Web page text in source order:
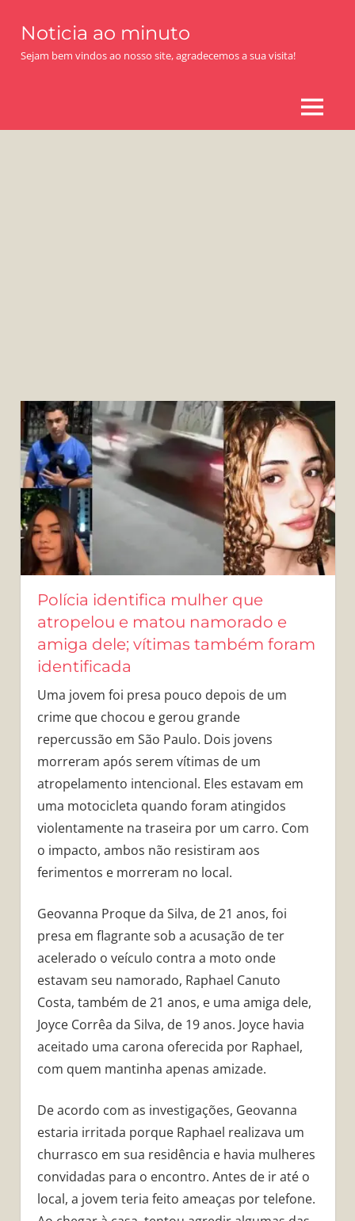
content
Noticia ao minuto
Sejam bem vindos ao nosso site, agradecemos a sua visita!
MENU
Polícia identifica mulher que
atropelou e matou namorado e
amiga dele; vítimas também foram
identificada
Uma jovem foi presa pouco depois de um
crime que chocou e gerou grande
repercussão em São Paulo. Dois jovens
morreram após serem vítimas de um
atropelamento intencional. Eles estavam em
uma motocicleta quando foram atingidos
violentamente na traseira por um carro. Com
o impacto, ambos não resistiram aos
ferimentos e morreram no local.
Geovanna Proque da Silva, de 21 anos, foi
presa em flagrante sob a acusação de ter
acelerado o veículo contra a moto onde
estavam seu namorado, Raphael Canuto
Costa, também de 21 anos, e uma amiga dele,
Joyce Corrêa da Silva, de 19 anos. Joyce havia
aceitado uma carona oferecida por Raphael,
com quem mantinha apenas amizade.
De acordo com as investigações, Geovanna
estaria irritada porque Raphael realizava um
churrasco em sua residência e havia mulheres
convidadas para o encontro. Antes de ir até o
local, a jovem teria feito ameaças por telefone.